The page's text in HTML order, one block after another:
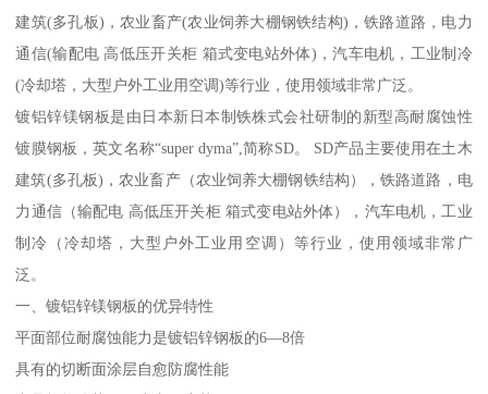
建筑(多孔板)，农业畜产(农业饲养大棚钢铁结构)，铁路道路，电力
通信(输配电 高低压开关柜 箱式变电站外体)，汽车电机，工业制冷
(冷却塔，大型户外工业用空调)等行业，使用领域非常广泛。
镀铝锌镁钢板是由日本新日本制铁株式会社研制的新型高耐腐蚀性
镀膜钢板，英文名称“super dyma”,简称SD。 SD产品主要使用在土木
建筑(多孔板)，农业畜产（农业饲养大棚钢铁结构），铁路道路，电
力通信（输配电 高低压开关柜 箱式变电站外体），汽车电机，工业
制冷（冷却塔，大型户外工业用空调）等行业，使用领域非常广
泛。
一、镀铝锌镁钢板的优异特性
平面部位耐腐蚀能力是镀铝锌钢板的6—8倍
具有的切断面涂层自愈防腐性能